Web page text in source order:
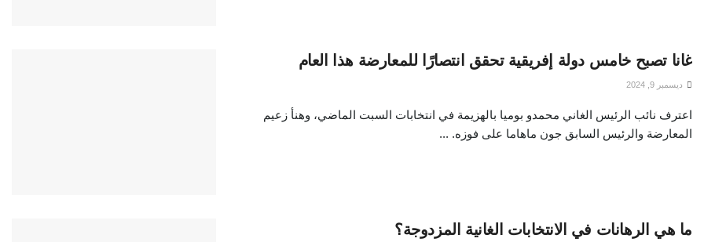
غانا تصبح خامس دولة إفريقية تحقق انتصارًا للمعارضة هذا العام
ديسمبر 9, 2024
اعترف نائب الرئيس الغاني محمدو بوميا بالهزيمة في انتخابات السبت الماضي، وهنأ زعيم
المعارضة والرئيس السابق جون ماهاما على فوزه. ...
ما هي الرهانات في الانتخابات الغانية المزدوجة؟